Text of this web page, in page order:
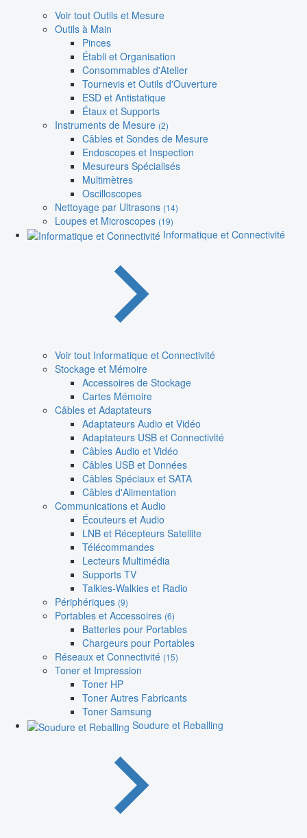
Voir tout Outils et Mesure
Outils à Main
Pinces
Établi et Organisation
Consommables d'Atelier
Tournevis et Outils d'Ouverture
ESD et Antistatique
Étaux et Supports
Instruments de Mesure (2)
Câbles et Sondes de Mesure
Endoscopes et Inspection
Mesureurs Spécialisés
Multimètres
Oscilloscopes
Nettoyage par Ultrasons (14)
Loupes et Microscopes (19)
Informatique et Connectivité
Voir tout Informatique et Connectivité
Stockage et Mémoire
Accessoires de Stockage
Cartes Mémoire
Câbles et Adaptateurs
Adaptateurs Audio et Vidéo
Adaptateurs USB et Connectivité
Câbles Audio et Vidéo
Câbles USB et Données
Câbles Spéciaux et SATA
Câbles d'Alimentation
Communications et Audio
Écouteurs et Audio
LNB et Récepteurs Satellite
Télécommandes
Lecteurs Multimédia
Supports TV
Talkies-Walkies et Radio
Périphériques (9)
Portables et Accessoires (6)
Batteries pour Portables
Chargeurs pour Portables
Réseaux et Connectivité (15)
Toner et Impression
Toner HP
Toner Autres Fabricants
Toner Samsung
Soudure et Reballing